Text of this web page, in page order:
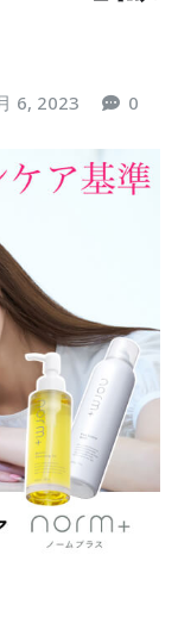
6, 2023 0